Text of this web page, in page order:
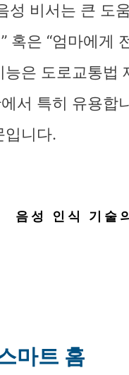
성 비서는 큰 도
혹은 “엄마에게
능은 도로교통
서 특히 유용합
입니다.
음성 인식 기술
마트 홈